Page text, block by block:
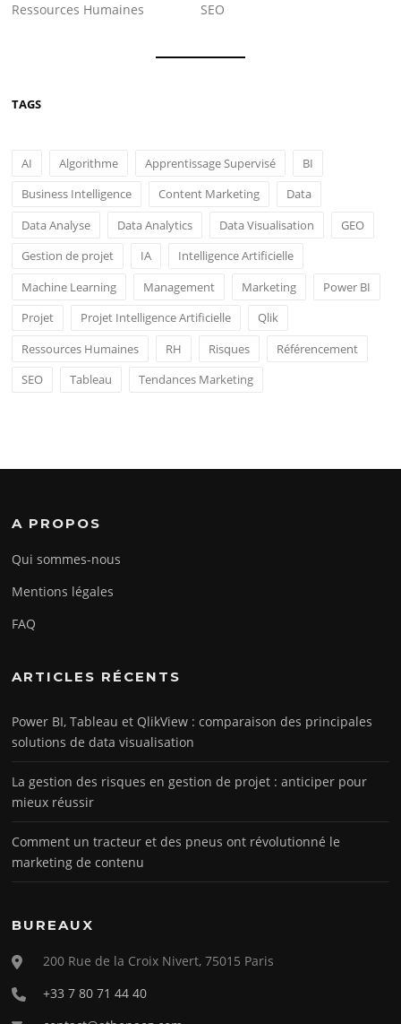
Ressources Humaines
SEO
TAGS
AI Algorithme Apprentissage Supervisé
BI
Business Intelligence
Content Marketing
Data
Data Analyse
Data Analytics Data Visualisation
GEO
Gestion de projet
IA
Intelligence Artificielle
Machine Learning
Management Marketing
Power BI
Projet
Projet Intelligence Artificielle
Qlik
Ressources Humaines
RH Risques
Référencement
SEO
Tableau Tendances Marketing
A PROPOS
Qui sommes-nous
Mentions légales
FAQ
ARTICLES RÉCENTS
Power BI, Tableau et QlikView : comparaison des principales
solutions de data visualisation
La gestion des risques en gestion de projet : anticiper pour
mieux réussir
Comment un tracteur et des pneus ont révolutionné le
marketing de contenu
BUREAUX
200 Rue de la Croix Nivert, 75015 Paris
+33 7 80 71 44 40